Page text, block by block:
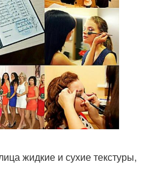
жидкие и сухие текстуры,